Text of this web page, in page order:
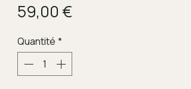
59,00 €
Quantité *